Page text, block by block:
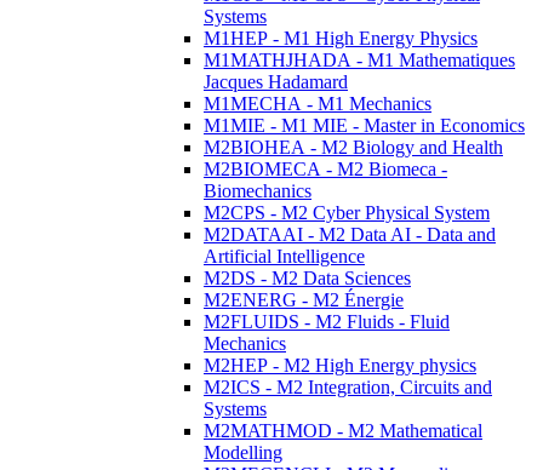
Systems
M1HEP - M1 High Energy Physics
M1MATHJHADA - M1 Mathematiques
Jacques Hadamard
M1MECHA - M1 Mechanics
M1MIE - M1 MIE - Master in Economics
M2BIOHEA - M2 Biology and Health
M2BIOMECA - M2 Biomeca -
Biomechanics
M2CPS - M2 Cyber Physical System
M2DATAAI - M2 Data AI - Data and
Artificial Intelligence
M2DS - M2 Data Sciences
M2ENERG - M2 Énergie
M2FLUIDS - M2 Fluids - Fluid
Mechanics
M2HEP - M2 High Energy physics
M2ICS - M2 Integration, Circuits and
Systems
M2MATHMOD - M2 Mathematical
Modelling